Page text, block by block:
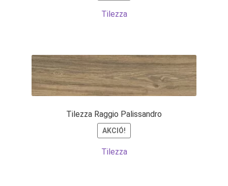
Tilezza
Tilezza Raggio Palissandro
AKCIÓ!
Tilezza